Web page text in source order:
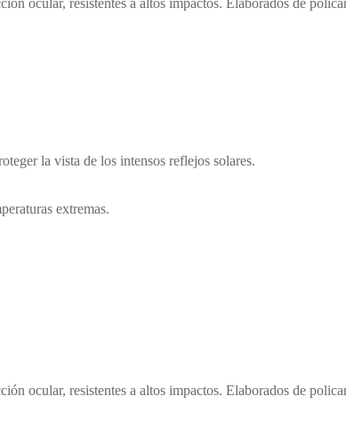
la vista de los intensos reflejos solares.
extremas.
ocular, resistentes a altos impactos. Elaborados de